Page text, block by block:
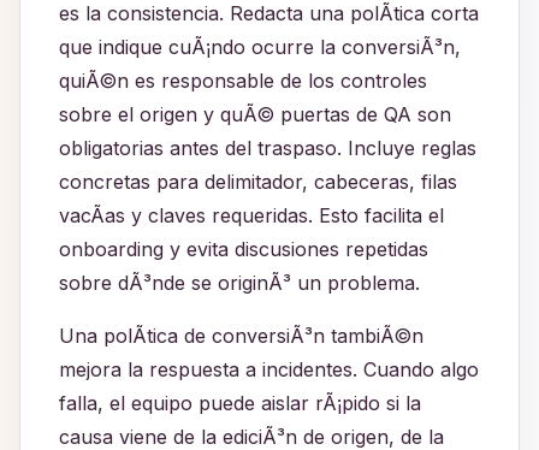
es la consistencia. Redacta una polÃ­tica corta
que indique cuÃ¡ndo ocurre la conversiÃ³n,
quiÃ©n es responsable de los controles
sobre el origen y quÃ© puertas de QA son
obligatorias antes del traspaso. Incluye reglas
concretas para delimitador, cabeceras, filas
vacÃ­as y claves requeridas. Esto facilita el
onboarding y evita discusiones repetidas
sobre dÃ³nde se originÃ³ un problema.
Una polÃ­tica de conversiÃ³n tambiÃ©n
mejora la respuesta a incidentes. Cuando algo
falla, el equipo puede aislar rÃ¡pido si la
causa viene de la ediciÃ³n de origen, de la